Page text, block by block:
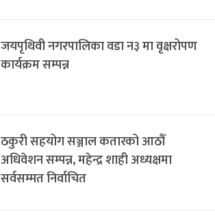
जयपृथिवी नगरपालिका वडा न३ मा वृक्षरोपण
कार्यक्रम सम्पन्न
ठकुरी सहयोग सञ्जाल कतारको आठौँ
अधिवेशन सम्पन्न, महेन्द्र शाही अध्यक्षमा
सर्वसम्मत निर्वाचित